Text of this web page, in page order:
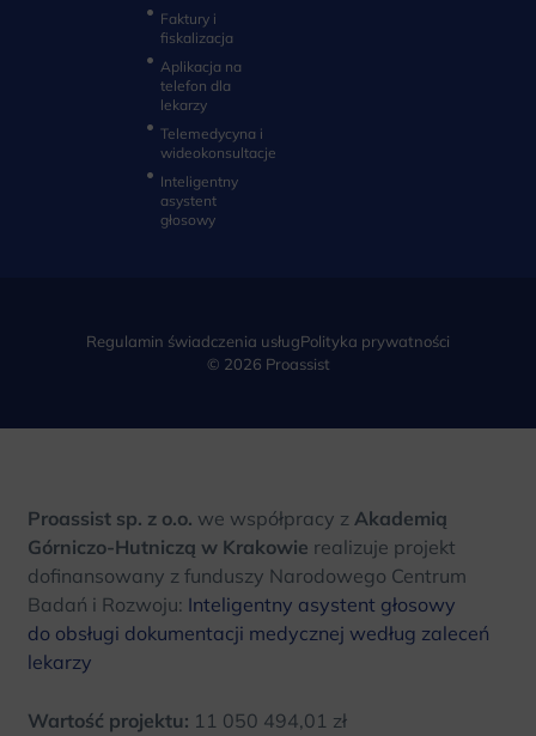
Faktury i
fiskalizacja
Aplikacja na
telefon dla
lekarzy
Telemedycyna i
wideokonsultacje‎
Inteligentny
asystent
głosowy
Regulamin świadczenia usługPolityka prywatności
© 2026 Proassist
Proassist sp. z o.o. we współpracy z Akademią
Górniczo-Hutniczą w Krakowie realizuje projekt
dofinansowany z funduszy Narodowego Centrum
Badań i Rozwoju: Inteligentny asystent głosowy
do obsługi dokumentacji medycznej według zaleceń
lekarzy
Wartość projektu: 11 050 494,01 zł